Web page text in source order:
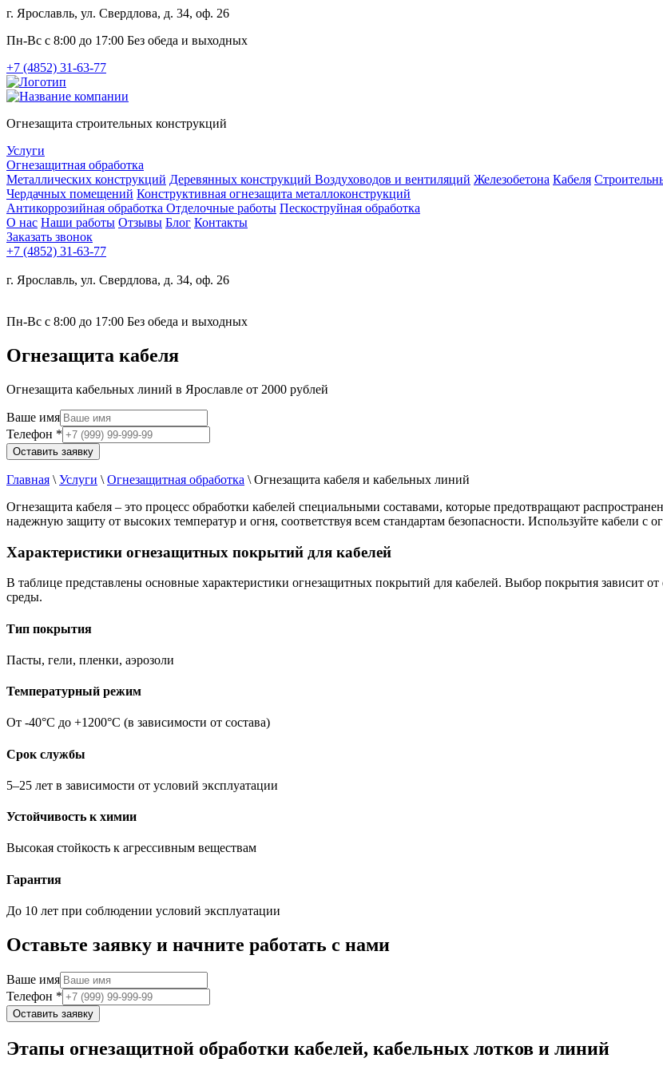
г. Ярославль, ул. Свердлова, д. 34, оф. 26
Пн-Вс с 8:00 до 17:00 Без обеда и выходных
+7 (4852) 31-63-77
Огнезащита строительных конструкций
Услуги
Огнезащитная обработка
Металлических конструкций Деревянных конструкций Воздуховодов и вентиляций Железобетона Кабеля
Чердачных помещений Конструктивная огнезащита металлоконструкций
Антикоррозийная обработка Отделочные работы Пескоструйная обработка
О нас Наши работы Отзывы Блог Контакты
Заказать звонок
+7 (4852) 31-63-77
г. Ярославль, ул. Свердлова, д. 34, оф. 26
Пн-Вс с 8:00 до 17:00 Без обеда и выходных
Огнезащита кабеля
Огнезащита кабельных линий в Ярославле от 2000 рублей
Ваше имя
Телефон *
Оставить заявку
Главная \ Услуги \ Огнезащитная обработка \ Огнезащита кабеля и кабельных линий
Огнезащита кабеля – это процесс обработки кабелей специальными составами, которые предотвращают
надежную защиту от высоких температур и огня, соответствуя всем стандартам безопасности. Используйте кабели
Характеристики огнезащитных покрытий для кабелей
В таблице представлены основные характеристики огнезащитных покрытий для кабелей. Выбор покрытия зависит
среды.
Тип покрытия
Пасты, гели, пленки, аэрозоли
Температурный режим
От -40°C до +1200°C (в зависимости от состава)
Срок службы
5–25 лет в зависимости от условий эксплуатации
Устойчивость к химии
Высокая стойкость к агрессивным веществам
Гарантия
До 10 лет при соблюдении условий эксплуатации
Оставьте заявку и начните работать с нами
Ваше имя
Телефон *
Оставить заявку
Этапы огнезащитной обработки кабелей, кабельных лотков и линий